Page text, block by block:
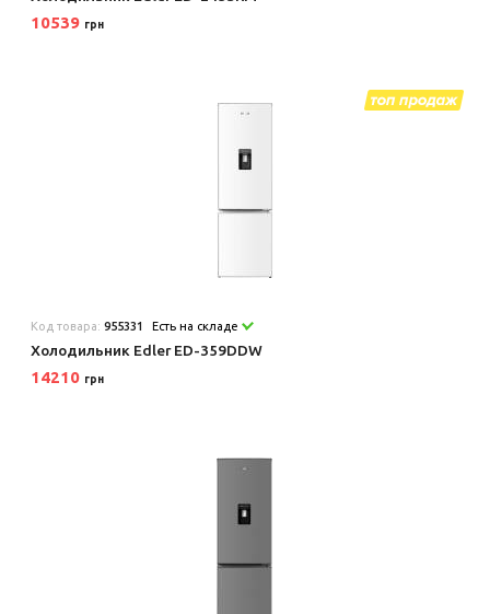
10539 грн
Код товара:955331 Есть на складе
Холодильник Edler ED-359DDW
14210 грн